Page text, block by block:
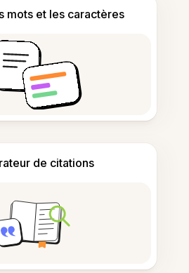
mots et les caractères
de citations